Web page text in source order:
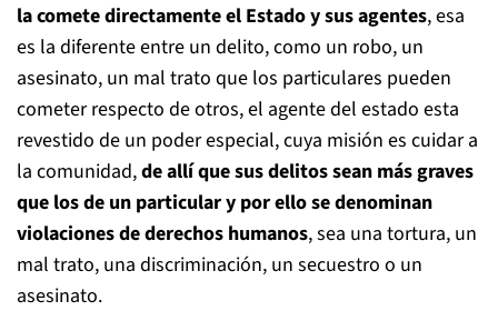
la comete directamente el Estado y sus agentes, esa
es la diferente entre un delito, como un robo, un
asesinato, un mal trato que los particulares pueden
cometer respecto de otros, el agente del estado esta
revestido de un poder especial, cuya misión es cuidar a
la comunidad,de allí que sus delitos sean más graves
que los de un particulary por ello se denominan
violaciones de derechos humanos, sea una tortura, un
mal trato, una discriminación, un secuestro o un
asesinato.